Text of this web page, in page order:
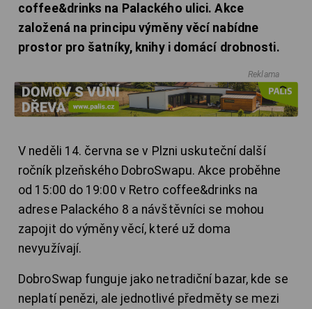
coffee&drinks na Palackého ulici. Akce
založená na principu výměny věcí nabídne
prostor pro šatníky, knihy i domácí drobnosti.
Reklama
V neděli 14. června se v Plzni uskuteční další
ročník plzeňského DobroSwapu. Akce proběhne
od 15:00 do 19:00 v Retro coffee&drinks na
adrese Palackého 8 a návštěvníci se mohou
zapojit do výměny věcí, které už doma
nevyužívají.
DobroSwap funguje jako netradiční bazar, kde se
neplatí penězi, ale jednotlivé předměty se mezi